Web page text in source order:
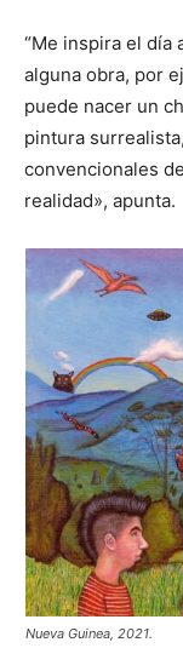
“Me inspira el día
alguna obra, por
puede nacer un
pintura
convencionales
realidad», apunta.
Nueva Guinea, 2021.